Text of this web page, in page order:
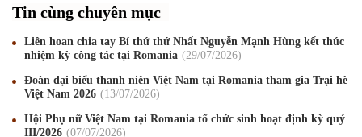
Tin cùng chuyên mục
Liên hoan chia tay Bí thứ thứ Nhất Nguyễn Mạnh Hùng kết thúc
nhiệm kỳ công tác tại Romania
29/07/2026
Đoàn đại biểu thanh niên Việt Nam tại Romania tham gia Trại hè
Việt Nam 2026
13/07/2026
Hội Phụ nữ Việt Nam tại Romania tổ chức sinh hoạt định kỳ quý
III/2026
07/07/2026